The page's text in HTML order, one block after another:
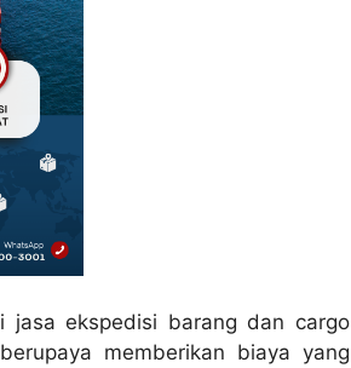
jasa ekspedisi barang dan cargo
memberikan biaya yang